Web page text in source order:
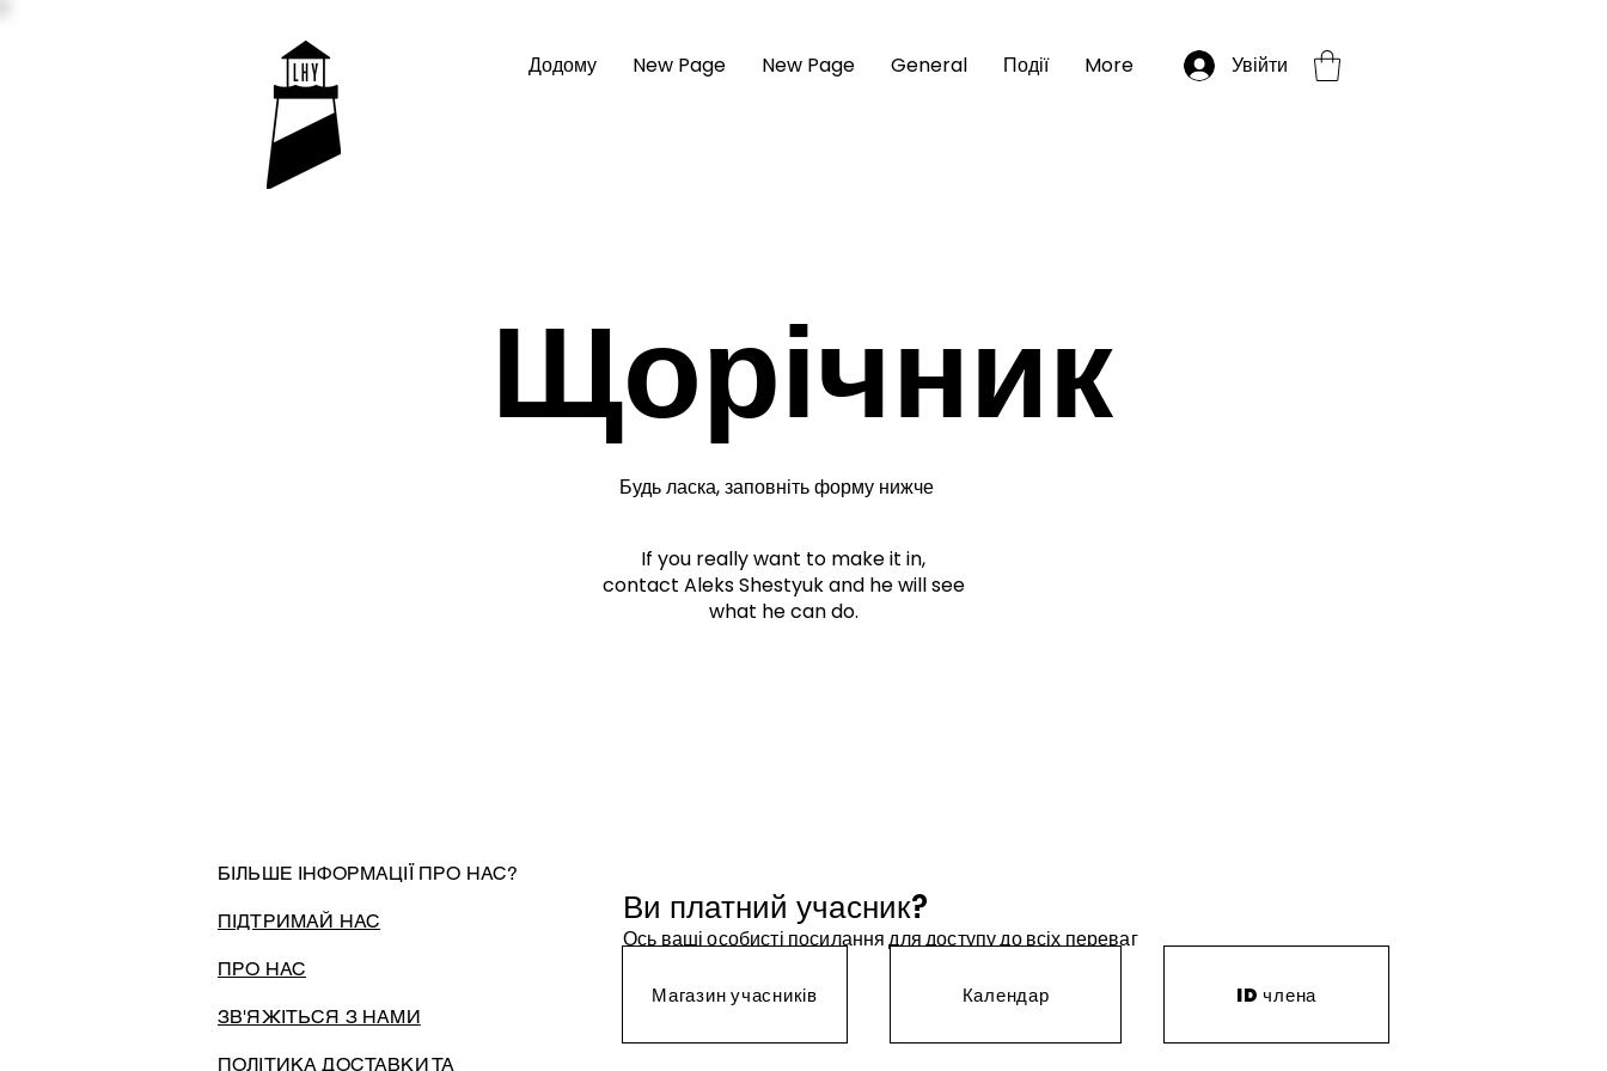
Додому New Page New Page General Події More Увійти
Щорічник
Будь ласка, заповніть форму нижче
If you really want to make it in,
contact Aleks Shestyuk and he will see
what he can do.
БІЛЬШЕ ІНФОРМАЦІЇ ПРО НАС?
ПІДТРИМАЙ НАС
ПРО НАС
ЗВ'ЯЖІТЬСЯ З НАМИ
ПОЛІТИКА ДОСТАВКИ ТА
Ви платний учасник?
Ось ваші особисті посилання для доступу до всіх переваг
Магазин учасників Календар ID члена